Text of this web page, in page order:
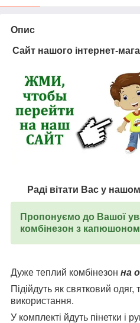
Опис
Сайт нашого інтернет-
Раді вітати Вас у
Пропонуємо до Вашої
комбінезон з
Дуже теплий комбінезон на
Підійдуть як святковий
використання.
У комплекті йдуть пінетки і